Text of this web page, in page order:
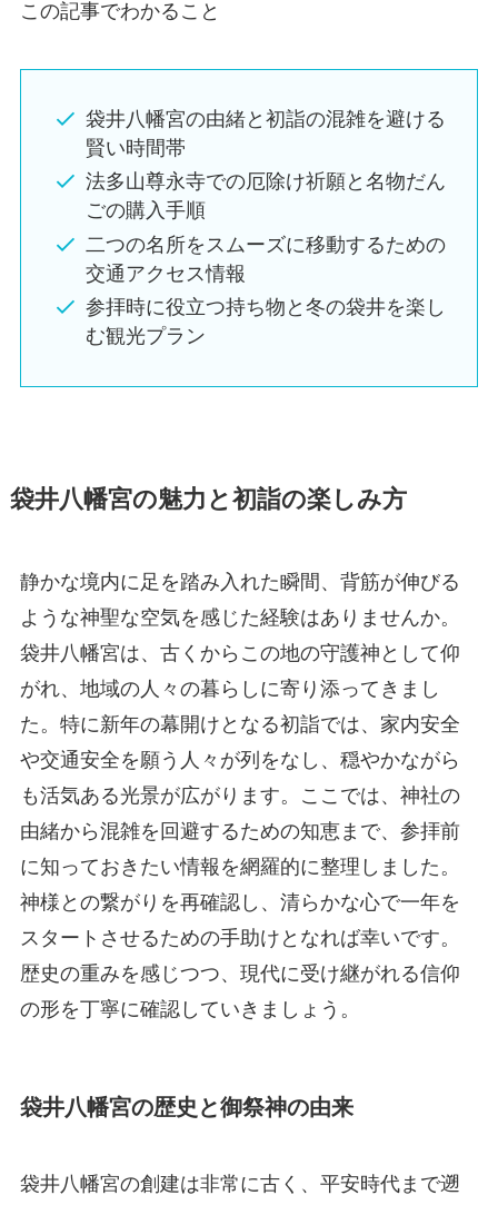
この記事でわかること
袋井八幡宮の由緒と初詣の混雑を避ける
賢い時間帯
法多山尊永寺での厄除け祈願と名物だん
ごの購入手順
二つの名所をスムーズに移動するための
交通アクセス情報
参拝時に役立つ持ち物と冬の袋井を楽し
む観光プラン
袋井八幡宮の魅力と初詣の楽しみ方
静かな境内に足を踏み入れた瞬間、背筋が伸びる
ような神聖な空気を感じた経験はありませんか。
袋井八幡宮は、古くからこの地の守護神として仰
がれ、地域の人々の暮らしに寄り添ってきまし
た。特に新年の幕開けとなる初詣では、家内安全
や交通安全を願う人々が列をなし、穏やかながら
も活気ある光景が広がります。ここでは、神社の
由緒から混雑を回避するための知恵まで、参拝前
に知っておきたい情報を網羅的に整理しました。
神様との繋がりを再確認し、清らかな心で一年を
スタートさせるための手助けとなれば幸いです。
歴史の重みを感じつつ、現代に受け継がれる信仰
の形を丁寧に確認していきましょう。
袋井八幡宮の歴史と御祭神の由来
袋井八幡宮の創建は非常に古く、平安時代まで遡